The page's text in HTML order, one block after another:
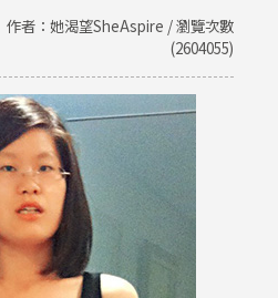
作者：她渴望SheAspire / 瀏覽次數
(2604055)